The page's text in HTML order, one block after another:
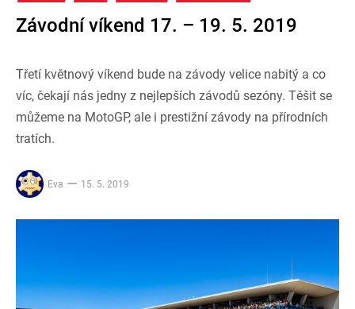
Závodní víkend 17. – 19. 5. 2019
Třetí květnový víkend bude na závody velice nabitý a co
víc, čekají nás jedny z nejlepších závodů sezóny. Těšit se
můžeme na MotoGP, ale i prestižní závody na přírodních
tratích.
Eva 15. 5. 2019